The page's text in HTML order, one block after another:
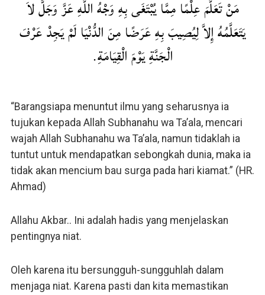
مَنْ تَعَلَّمَ عِلْمًا مِمَّا يُبْتَغَى بِهِ وَجْهُ اللَّهِ عَزَّ وَجَلَّ لاَ
يَتَعَلَّمُهُ إِلاَّ لِيُصِيبَ بِهِ عَرَضًا مِنَ الدُّنْيَا لَمْ يَجِدْ عَرْفَ
الْجَنَّةِ يَوْمَ الْقِيَامَةِ.
“Barangsiapa menuntut ilmu yang seharusnya ia
tujukan kepada Allah Subhanahu wa Ta’ala, mencari
wajah Allah Subhanahu wa Ta’ala, namun tidaklah ia
tuntut untuk mendapatkan sebongkah dunia, maka ia
tidak akan mencium bau surga pada hari kiamat.” (HR.
Ahmad)
Allahu Akbar.. Ini adalah hadis yang menjelaskan
pentingnya niat.
Oleh karena itu bersungguh-sungguhlah dalam
menjaga niat. Karena pasti dan kita memastikan